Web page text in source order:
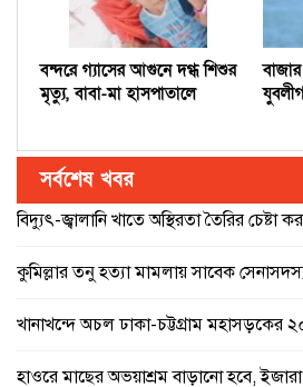
বন্দরে গ্যাসের আগুনে দগ্ধ শিশুর
মৃত্যু, বাবা-মা হাসপাতালে
সর্বশেষ খবর
বিদ্যুৎ-জ্বালানি খাতে অস্থিরতা তৈরির চেষ্টা
কুমিল্লার তনু হত্যা মামলায় সাবেক
খানাখন্দে অচল ঢাকা-চট্টগ্রাম মহাসড়কের
হাওরে মাছের অভয়াশ্রম বাড়ানো হবে,